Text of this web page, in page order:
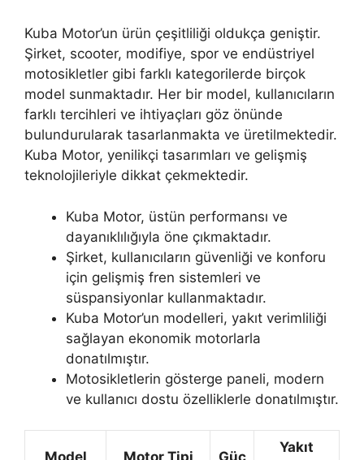
Kuba Motor’un ürün çeşitliliği oldukça geniştir.
Şirket, scooter, modifiye, spor ve endüstriyel
motosikletler gibi farklı kategorilerde birçok
model sunmaktadır. Her bir model, kullanıcıların
farklı tercihleri ve ihtiyaçları göz önünde
bulundurularak tasarlanmakta ve üretilmektedir.
Kuba Motor, yenilikçi tasarımları ve gelişmiş
teknolojileriyle dikkat çekmektedir.
Kuba Motor, üstün performansı ve
dayanıklılığıyla öne çıkmaktadır.
Şirket, kullanıcıların güvenliği ve konforu
için gelişmiş fren sistemleri ve
süspansiyonlar kullanmaktadır.
Kuba Motor’un modelleri, yakıt verimliliği
sağlayan ekonomik motorlarla
donatılmıştır.
Motosikletlerin gösterge paneli, modern
ve kullanıcı dostu özelliklerle donatılmıştır.
Model Motor Tipi Güç
Yakıt